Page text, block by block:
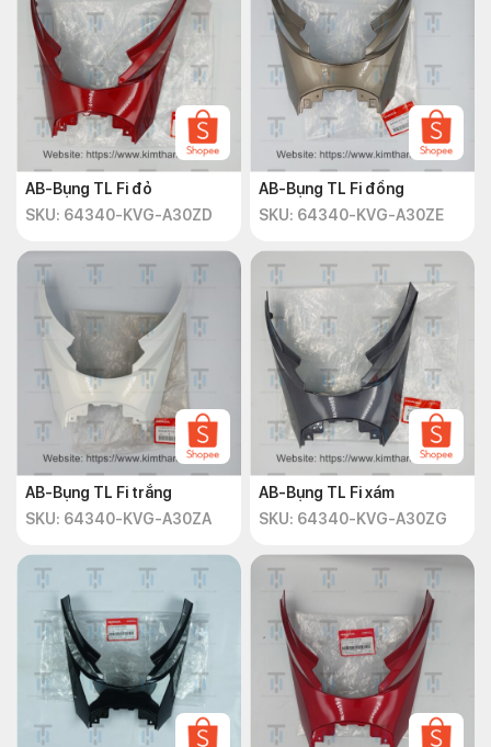
AB-Bụng TL Fi đỏ
SKU: 64340-KVG-A30ZD
AB-Bụng TL Fi đồng
SKU: 64340-KVG-A30ZE
AB-Bụng TL Fi trắng
SKU: 64340-KVG-A30ZA
AB-Bụng TL Fi xám
SKU: 64340-KVG-A30ZG